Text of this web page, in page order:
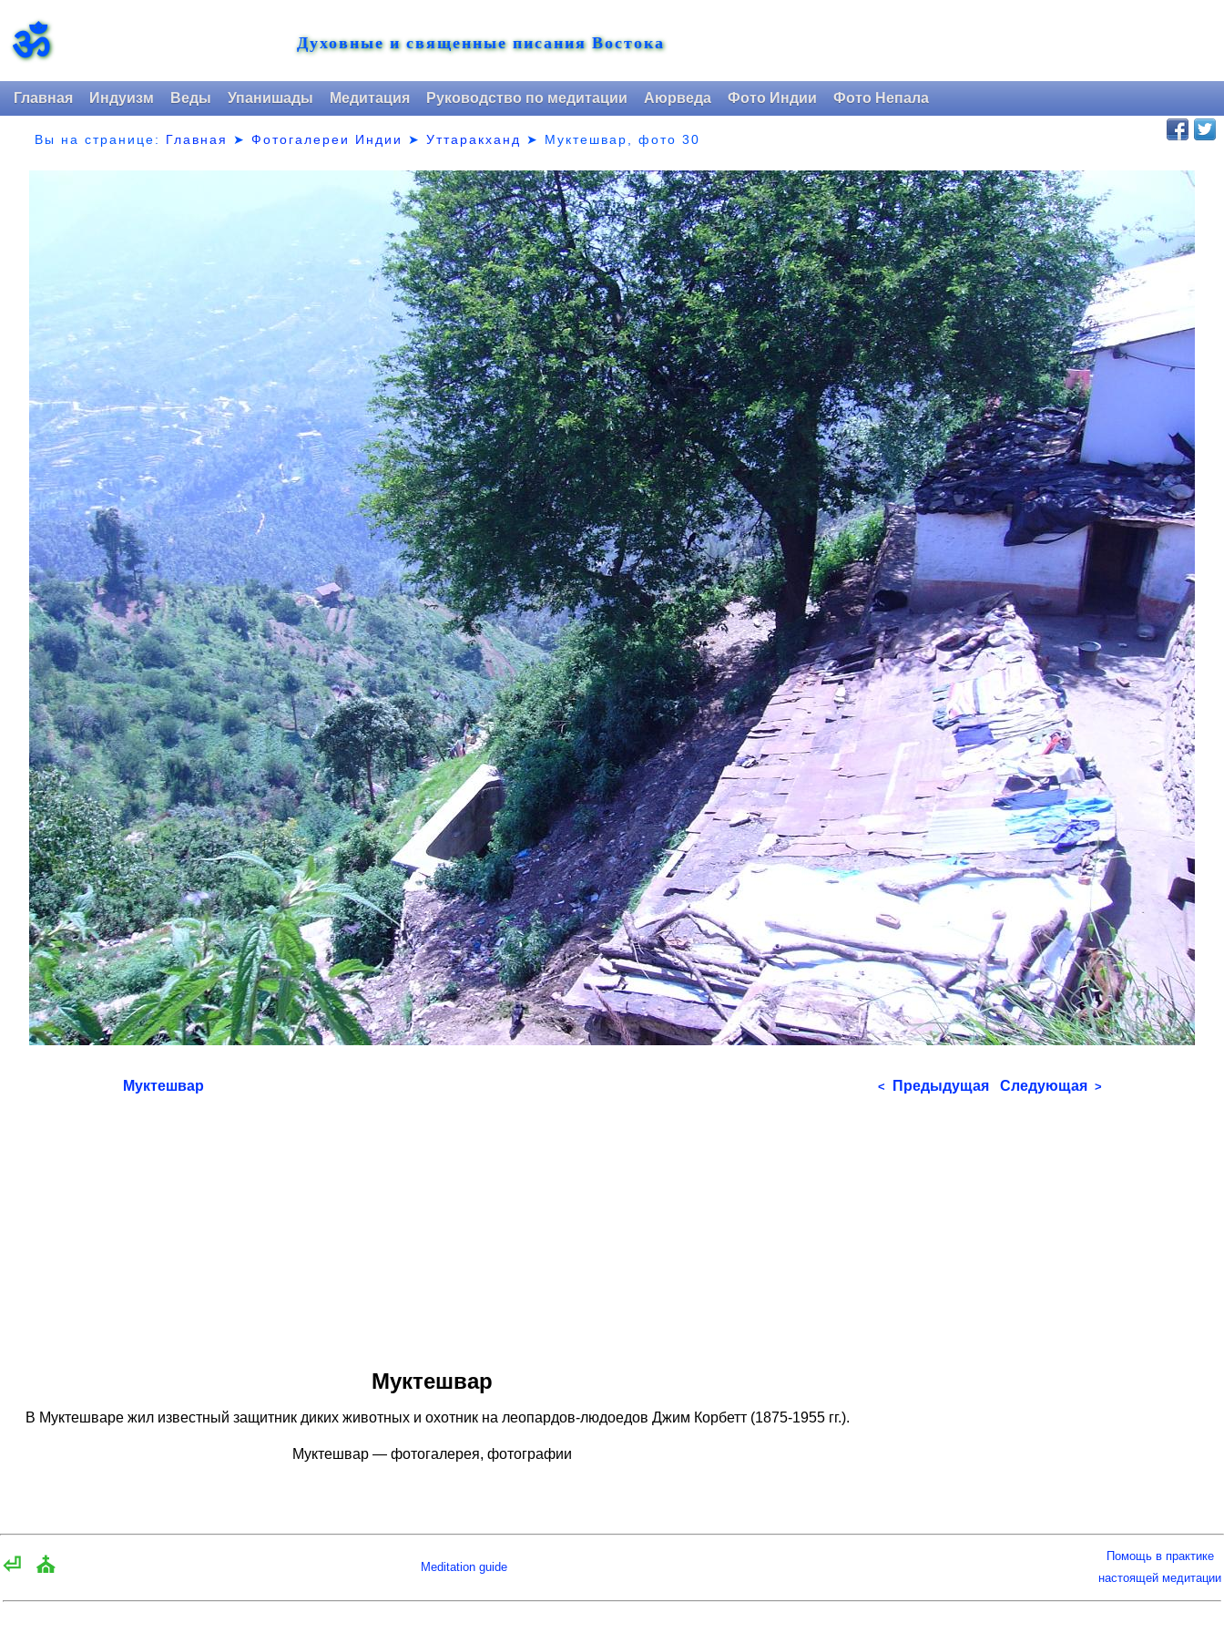
ॐ Духовные и священные писания Востока
Главная Индуизм Веды Упанишады Медитация Руководство по медитации Аюрведа Фото Индии Фото Непала
Вы на странице: Главная ➤Фотогалереи Индии ➤Уттаракханд ➤ Муктешвар, фото 30
Муктешвар < Предыдущая Следующая >
Муктешвар
В Муктешваре жил известный защитник диких животных и охотник на леопардов-людоедов Джим Корбетт (1875-1955 гг.).
Муктешвар — фотогалерея, фотографии
⏎ ⛪ Meditation guide
Помощь в практике
настоящей медитации